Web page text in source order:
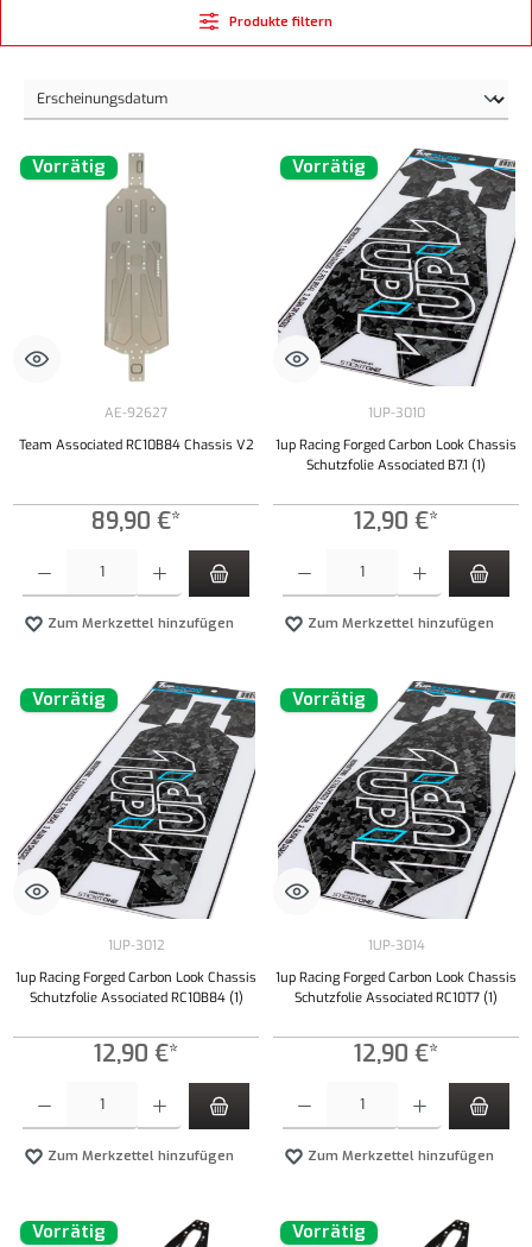
Produkte filtern
Vorrätig
AE-92627
Team Associated RC10B84 Chassis V2
89,90 €*
Zum Merkzettel hinzufügen
Vorrätig
1UP-3010
1up Racing Forged Carbon Look Chassis
Schutzfolie Associated B7.1 (1)
12,90 €*
Zum Merkzettel hinzufügen
Vorrätig
1UP-3012
1up Racing Forged Carbon Look Chassis
Schutzfolie Associated RC10B84 (1)
12,90 €*
Zum Merkzettel hinzufügen
Vorrätig
1UP-3014
1up Racing Forged Carbon Look Chassis
Schutzfolie Associated RC10T7 (1)
12,90 €*
Zum Merkzettel hinzufügen
Vorrätig
Vorrätig